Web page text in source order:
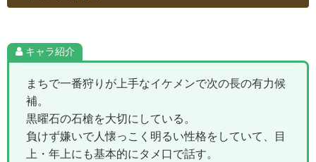
キャラ紹介
まちで一番狩りが上手なイケメンで次の長の有力候
補。
黒曜石の石槍を大切にしている。
負けず嫌いで人懐っこく明るい性格をしていて、目
上・年上にも基本的にタメ口で話す。